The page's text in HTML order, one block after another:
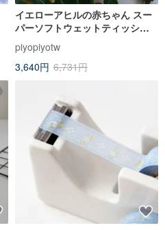
イエローアヒルの赤ちゃん スー
パーソフトウェットティッシュ
(20枚/パック*24)
piyopiyotw
3,640円 6,731円